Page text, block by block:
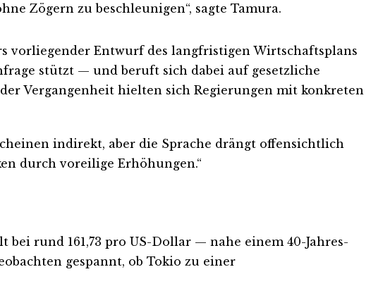
Zögern zu beschleunigen“, sagte Tamura.
vorliegender Entwurf des langfristigen Wirtschaftsplans
stützt — und beruft sich dabei auf gesetzliche
Vergangenheit hielten sich Regierungen mit konkreten
indirekt, aber die Sprache drängt offensichtlich
durch voreilige Erhöhungen.“
rund 161,73 pro US-Dollar — nahe einem 40-Jahres-
gespannt, ob Tokio zu einer